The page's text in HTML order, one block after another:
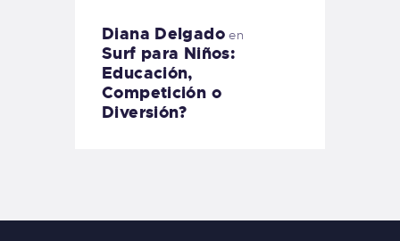
Diana Delgadoen
Surf para Niños:
Educación,
Competición o
Diversión?